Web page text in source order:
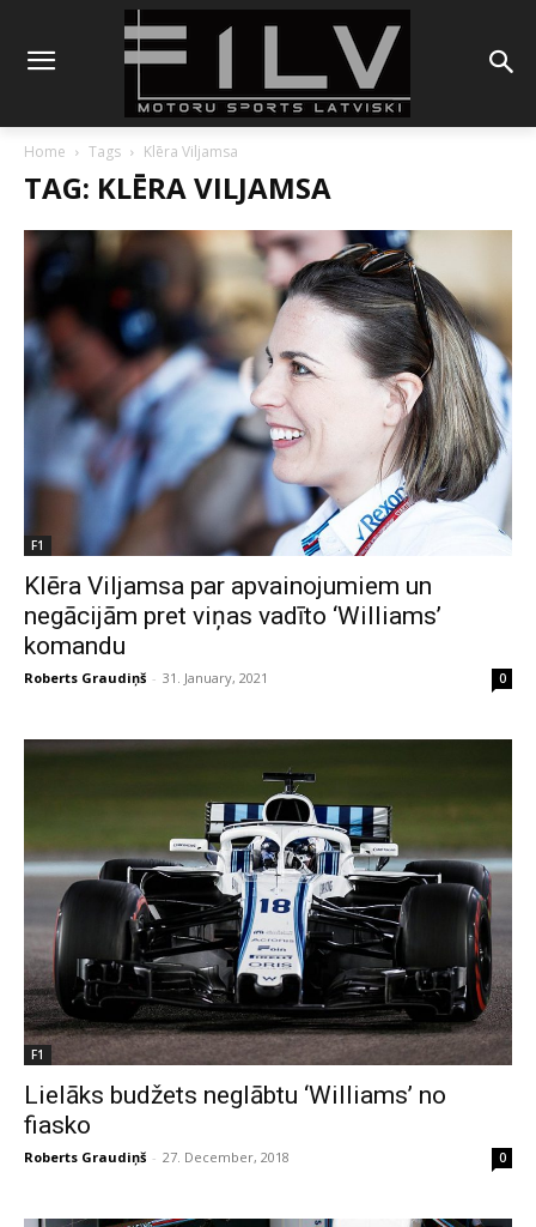
Home Tags Klēra Viljamsa
TAG: KLĒRA VILJAMSA
F1
Klēra Viljamsa par apvainojumiem un
negācijām pret viņas vadīto ‘Williams’
komandu
Roberts Graudiņš - 31. January, 2021 0
F1
Lielāks budžets neglābtu ‘Williams’ no
fiasko
Roberts Graudiņš - 27. December, 2018 0